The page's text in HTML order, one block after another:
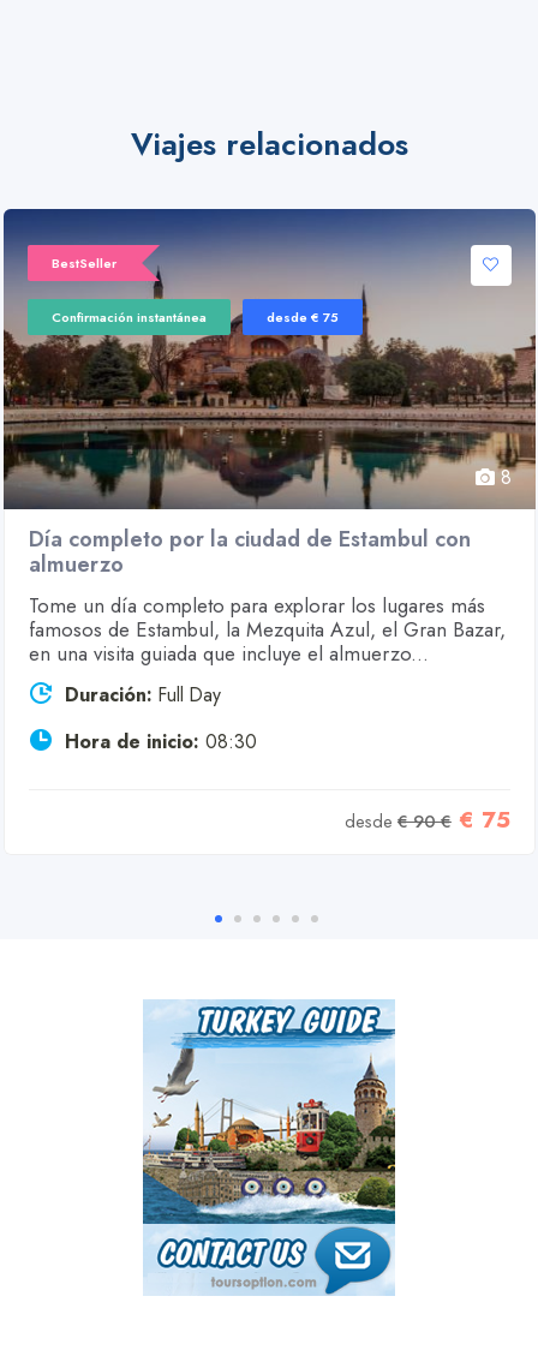
Viajes relacionados
BestSeller
Confirmación instantánea desde € 75
8
Día completo por la ciudad de Estambul con
almuerzo
Tome un día completo para explorar los lugares más
famosos de Estambul, la Mezquita Azul, el Gran Bazar,
en una visita guiada que incluye el almuerzo...
Duración: Full Day
Hora de inicio: 08:30
desde € 90 €€ 75